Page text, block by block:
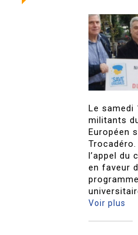
Le samedi
militants
Européen
l’appel du
en faveur
Voir plus